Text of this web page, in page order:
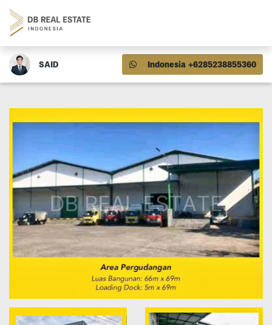
SAID Indonesia +6285238855360